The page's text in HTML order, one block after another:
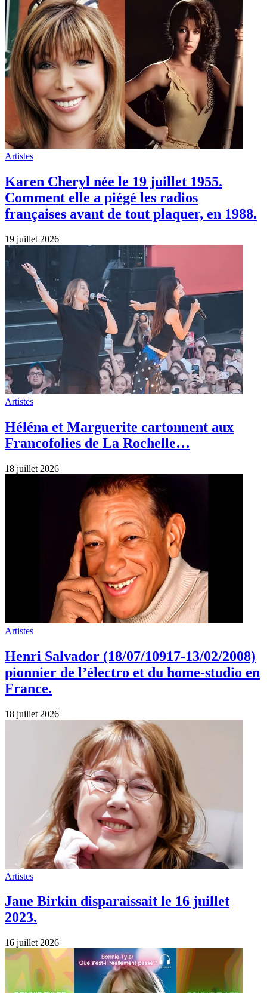
Artistes
Karen Cheryl née le 19 juillet 1955.
Comment elle a piégé les radios
françaises avant de tout plaquer, en 1988.
19 juillet 2026
Artistes
Héléna et Marguerite cartonnent aux
Francofolies de La Rochelle…
18 juillet 2026
Artistes
Henri Salvador (18/07/10917-13/02/2008)
pionnier de l’électro et du home‑studio en
France.
18 juillet 2026
Artistes
Jane Birkin disparaissait le 16 juillet
2023.
16 juillet 2026